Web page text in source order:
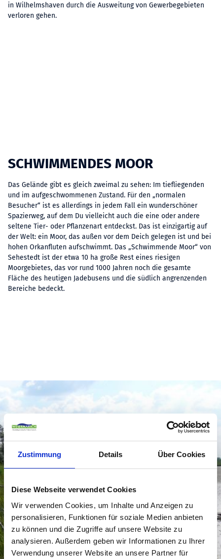
Zustimmung Details Über Cookies
Diese Webseite verwendet Cookies
Wir verwenden Cookies, um Inhalte und Anzeigen zu
personalisieren, Funktionen für soziale Medien anbieten
zu können und die Zugriffe auf unsere Website zu
analysieren. Außerdem geben wir Informationen zu Ihrer
Verwendung unserer Website an unsere Partner für
in Wilhelmshaven durch die Ausweitung von Gewerbegebieten
verloren gehen.
SCHWIMMENDES MOOR
Das Gelände gibt es gleich zweimal zu sehen: Im tiefliegenden
und im aufgeschwommenen Zustand. Für den „normalen
Besucher“ ist es allerdings in jedem Fall ein wunderschöner
Spazierweg, auf dem Du vielleicht auch die eine oder andere
seltene Tier- oder Pflanzenart entdeckst. Das ist einzigartig auf
der Welt: ein Moor, das außen vor dem Deich gelegen ist und bei
hohen Orkanfluten aufschwimmt. Das „Schwimmende Moor“ von
Sehestedt ist der etwa 10 ha große Rest eines riesigen
Moorgebietes, das vor rund 1000 Jahren noch die gesamte
Fläche des heutigen Jadebusens und die südlich angrenzenden
Bereiche bedeckt.
© TGW